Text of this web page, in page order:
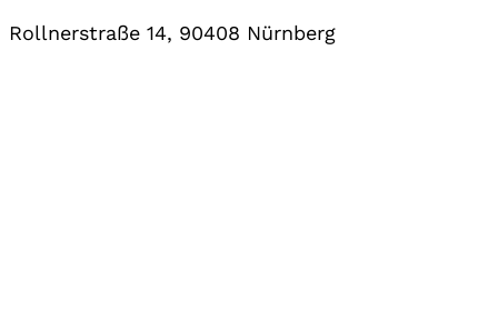
Rollnerstraße 14, 90408 Nürnberg